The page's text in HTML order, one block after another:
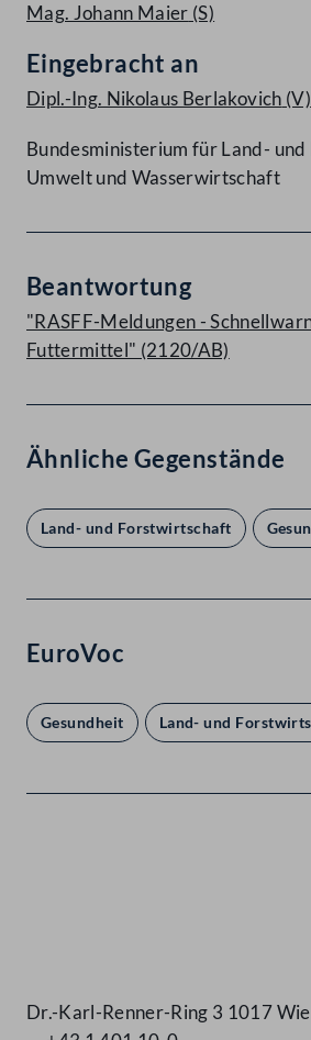
Mag. Johann Maier (S)
Eingebracht an
Dipl.-Ing. Nikolaus Berlakovich (V)
Bundesministerium für Land-
Umwelt und Wasserwirtschaft
Beantwortung
"RASFF-Meldungen -
Futtermittel" (2120/AB)
Ähnliche Gegenstände
Land- und Forstwirtschaft
EuroVoc
Gesundheit Land- und
Dr.-Karl-Renner-Ring 3 1017